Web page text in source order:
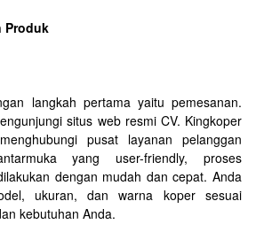
Produk
langkah pertama yaitu pemesanan.
situs web resmi CV. Kingkoper
pusat layanan pelanggan
yang user-friendly, proses
dengan mudah dan cepat. Anda
ukuran, dan warna koper sesuai
kebutuhan Anda.